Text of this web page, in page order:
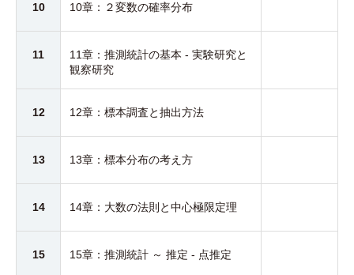
10 10章：２変数の確率分布
11
11章：推測統計の基本 - 実験研究と
観察研究
12 12章：標本調査と抽出方法
13 13章：標本分布の考え方
14 14章：大数の法則と中心極限定理
15 15章：推測統計 ～ 推定 - 点推定